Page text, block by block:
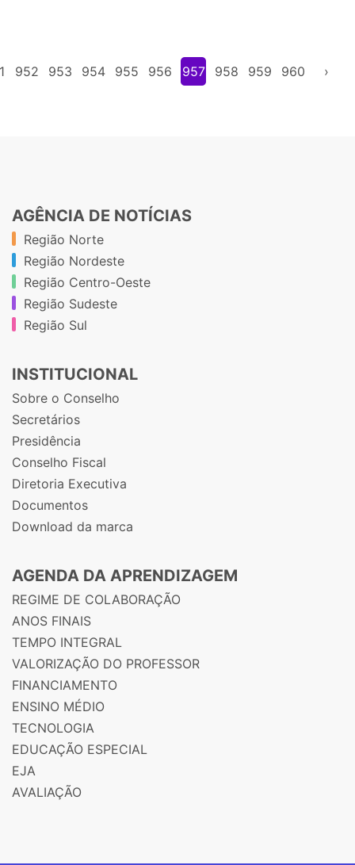
952 953 954 955 956 957 958 959 960 ›
AGÊNCIA DE NOTÍCIAS
Região Norte
Região Nordeste
Região Centro-Oeste
Região Sudeste
Região Sul
INSTITUCIONAL
Sobre o Conselho
Secretários
Presidência
Conselho Fiscal
Diretoria Executiva
Documentos
Download da marca
AGENDA DA APRENDIZAGEM
REGIME DE COLABORAÇÃO
ANOS FINAIS
TEMPO INTEGRAL
VALORIZAÇÃO DO PROFESSOR
FINANCIAMENTO
ENSINO MÉDIO
TECNOLOGIA
EDUCAÇÃO ESPECIAL
EJA
AVALIAÇÃO